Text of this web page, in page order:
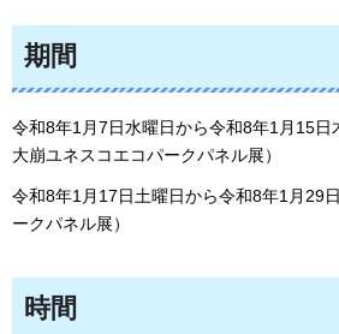
期間
令和8年1月7日水曜日から令和8年1月15日
大崩ユネスコエコパークパネル展）
令和8年1月17日土曜日から令和8年1月29
ークパネル展）
時間